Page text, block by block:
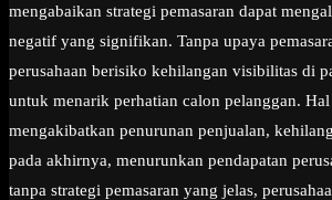
mengabaikan strategi pemasaran dapat
negatif yang signifikan. Tanpa upaya
perusahaan berisiko kehilangan visibilitas di
untuk menarik perhatian calon pelanggan.
mengakibatkan penurunan penjualan,
pada akhirnya, menurunkan pendapatan
tanpa strategi pemasaran yang jelas,